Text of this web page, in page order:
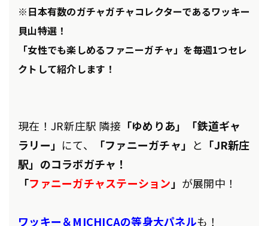
※日本有数のガチャガチャコレクターであるワッキー
貝山特選！
「女性でも楽しめるファニーガチャ」を毎週1つセレ
クトして紹介します！
現在！ JR新庄駅 隣接 「ゆめりあ」「鉄道ギャ
ラリー」 にて、 「ファニーガチャ」 と 「JR新庄
駅」のコラボガチャ！
「ファニーガチャステーション 」 が展開中！
ワッキー＆MICHICAの等身大パネルも！